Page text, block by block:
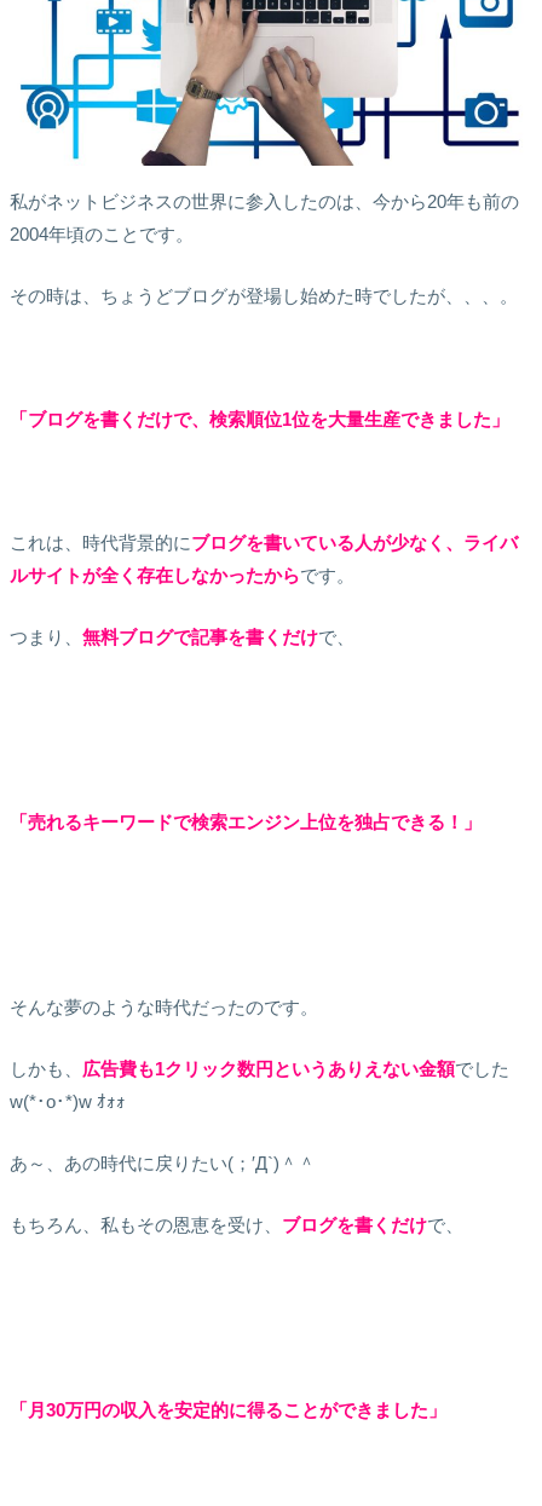
私がネットビジネスの世界に参入したのは、今から20年も前の
2004年頃のことです。
その時は、ちょうどブログが登場し始めた時でしたが、、、。
「ブログを書くだけで、検索順位1位を大量生産できました」
これは、時代背景的にブログを書いている人が少なく、ライバ
ルサイトが全く存在しなかったからです。
つまり、 無料ブログで記事を書くだけで、
「売れるキーワードで検索エンジン上位を独占できる！」
そんな夢のような時代だったのです。
しかも、 広告費も1クリック数円というありえない金額でした
w(*･o･*)w ｵｫｫ
あ～、あの時代に戻りたい(；′Д`)＾＾
もちろん、私もその恩恵を受け、 ブログを書くだけで、
「月30万円の収入を安定的に得ることができました」